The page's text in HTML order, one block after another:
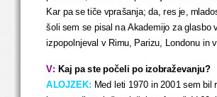
Kar pa se tiče vprašanja; da, res je,
šoli sem se pisal na Akademijo za glasbo
izpopolnjeval v Rimu, Parizu, Londonu in
V: Kaj pa ste počeli po izobraževanju?
ALOJZEK: Med leti 1970 in 2001 sem bil